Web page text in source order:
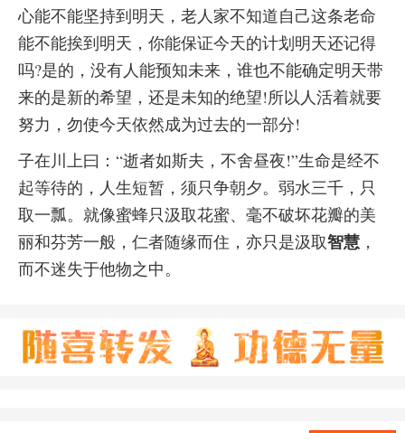
心能不能坚持到明天，老人家不知道自己这条老命
能不能挨到明天，你能保证今天的计划明天还记得
吗?是的，没有人能预知未来，谁也不能确定明天带
来的是新的希望，还是未知的绝望!所以人活着就要
努力，勿使今天依然成为过去的一部分!
子在川上曰：“逝者如斯夫，不舍昼夜!”生命是经不
起等待的，人生短暂，须只争朝夕。弱水三千，只
取一瓢。就像蜜蜂只汲取花蜜、毫不破坏花瓣的美
丽和芬芳一般，仁者随缘而住，亦只是汲取智慧 ，
而不迷失于他物之中。